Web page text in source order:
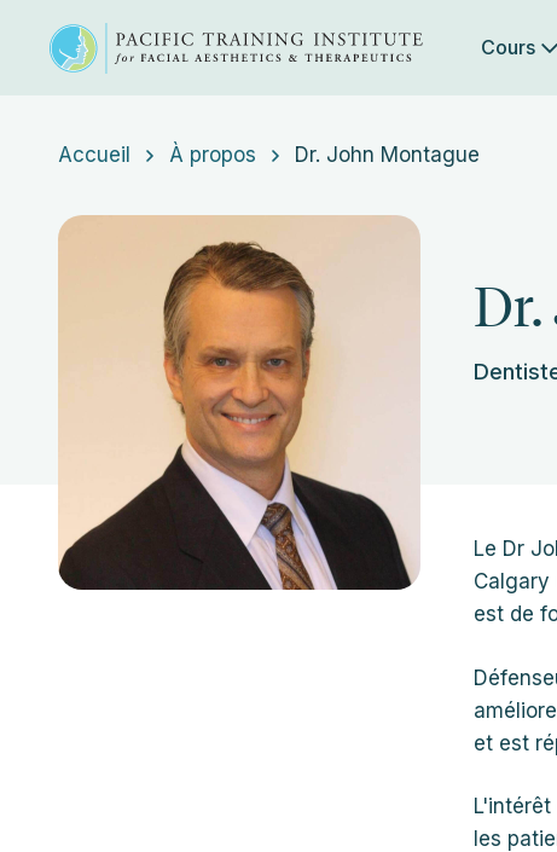
Cours
Accueil À propos Dr. John Montague
Le Dr
Calgary
est de
et est
les